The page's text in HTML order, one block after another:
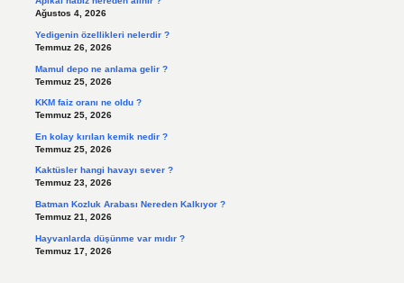
Ağustos 4, 2026
Yedigenin özellikleri nelerdir ?
Temmuz 26, 2026
Mamul depo ne anlama gelir ?
Temmuz 25, 2026
KKM faiz oranı ne oldu ?
Temmuz 25, 2026
En kolay kırılan kemik nedir ?
Temmuz 25, 2026
Kaktüsler hangi havayı sever ?
Temmuz 23, 2026
Batman Kozluk Arabası Nereden Kalkıyor ?
Temmuz 21, 2026
Hayvanlarda düşünme var mıdır ?
Temmuz 17, 2026